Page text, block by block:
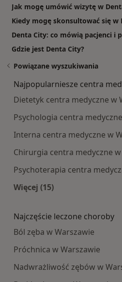
Jak mogę umówić wizytę w
Kiedy mogę skonsultować się w
Denta City: co mówią pacjenci i
Gdzie jest Denta City?
Powiązane wyszukiwania
Najpopularniesze centra
Dietetyk centra medyczne w
Psychologia centra
Interna centra medyczne w
Chirurgia centra medyczne
Psychoterapia centra
Więcej (15)
Najczęście leczone choroby
Ból zęba w Warszawie
Próchnica w Warszawie
Nadwrażliwość zębów w